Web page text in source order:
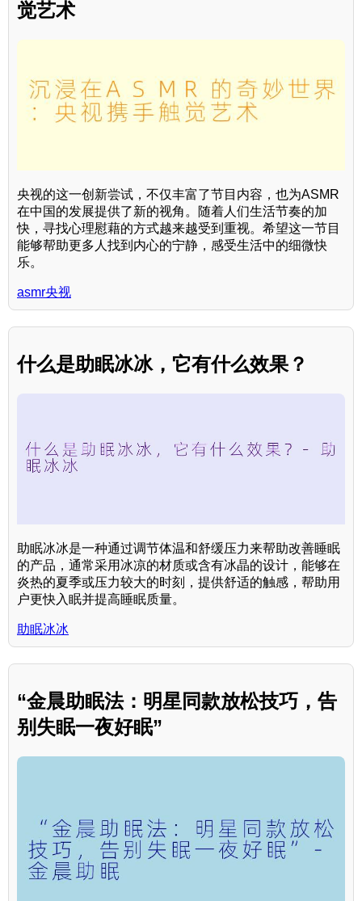
觉艺术
央视的这一创新尝试，不仅丰富了节目内容，也为ASMR
在中国的发展提供了新的视角。随着人们生活节奏的加
快，寻找心理慰藉的方式越来越受到重视。希望这一节目
能够帮助更多人找到内心的宁静，感受生活中的细微快
乐。
asmr央视
什么是助眠冰冰，它有什么效果？
助眠冰冰是一种通过调节体温和舒缓压力来帮助改善睡眠
的产品，通常采用冰凉的材质或含有冰晶的设计，能够在
炎热的夏季或压力较大的时刻，提供舒适的触感，帮助用
户更快入眠并提高睡眠质量。
助眠冰冰
“金晨助眠法：明星同款放松技巧，告
别失眠一夜好眠”